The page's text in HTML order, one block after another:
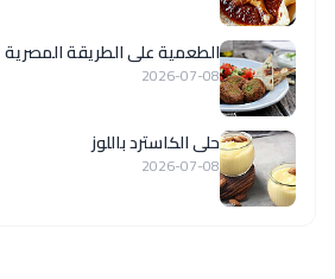
الطعمية على الطريقة المصرية
2026-07-08
حلى الكاسترد باللوز
2026-07-08